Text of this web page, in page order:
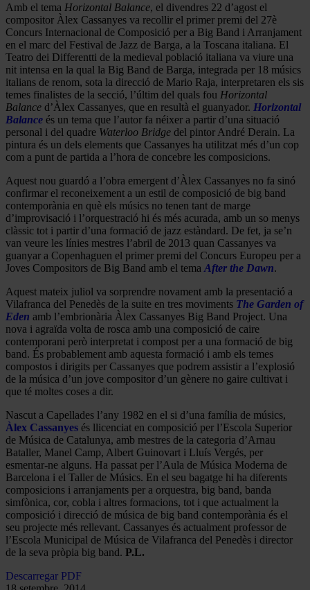
Amb el tema Horizontal Balance, el divendres 22 d’agost el
compositor Àlex Cassanyes va recollir el primer premi del 27è
Concurs Internacional de Composició per a Big Band i Arranjament
en el marc del Festival de Jazz de Barga, a la Toscana italiana. El
Teatro dei Differentti de la medieval població italiana va viure una
nit intensa en la qual la Big Band de Barga, integrada per 18 músics
italians de renom, sota la direcció de Mario Raja, interpretaren els sis
temes finalistes de la secció, l’últim del quals fou Horizontal
Balance d’Àlex Cassanyes, que en resultà el guanyador. Horizontal
Balance és un tema que l’autor fa néixer a partir d’una situació
personal i del quadre Waterloo Bridge del pintor André Derain. La
pintura és un dels elements que Cassanyes ha utilitzat més d’un cop
com a punt de partida a l’hora de concebre les composicions.
Aquest nou guardó a l’obra emergent d’Àlex Cassanyes no fa sinó
confirmar el reconeixement a un estil de composició de big band
contemporània en què els músics no tenen tant de marge
d’improvisació i l’orquestració hi és més acurada, amb un so menys
clàssic tot i partir d’una formació de jazz estàndard. De fet, ja se’n
van veure les línies mestres l’abril de 2013 quan Cassanyes va
guanyar a Copenhaguen el primer premi del Concurs Europeu per a
Joves Compositors de Big Band amb el tema After the Dawn.
Aquest mateix juliol va sorprendre novament amb la presentació a
Vilafranca del Penedès de la suite en tres moviments The Garden of
Eden amb l’embrionària Àlex Cassanyes Big Band Project. Una
nova i agraïda volta de rosca amb una composició de caire
contemporani però interpretat i compost per a una formació de big
band. És probablement amb aquesta formació i amb els temes
compostos i dirigits per Cassanyes que podrem assistir a l’explosió
de la música d’un jove compositor d’un gènere no gaire cultivat i
que té moltes coses a dir.
Nascut a Capellades l’any 1982 en el si d’una família de músics,
Àlex Cassanyes és llicenciat en composició per l’Escola Superior
de Música de Catalunya, amb mestres de la categoria d’Arnau
Bataller, Manel Camp, Albert Guinovart i Lluís Vergés, per
esmentar-ne alguns. Ha passat per l’Aula de Música Moderna de
Barcelona i el Taller de Músics. En el seu bagatge hi ha diferents
composicions i arranjaments per a orquestra, big band, banda
simfònica, cor, cobla i altres formacions, tot i que actualment la
composició i direcció de música de big band contemporània és el
seu projecte més rellevant. Cassanyes és actualment professor de
l’Escola Municipal de Música de Vilafranca del Penedès i director
de la seva pròpia big band. P.L.
Descarregar PDF